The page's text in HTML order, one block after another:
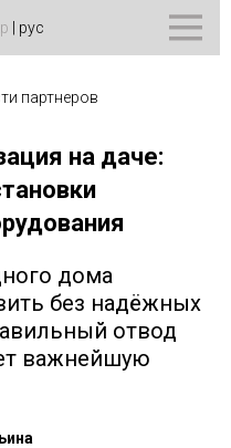
рус
партнеров
на даче:
дома
без надёжных
отвод
важнейшую